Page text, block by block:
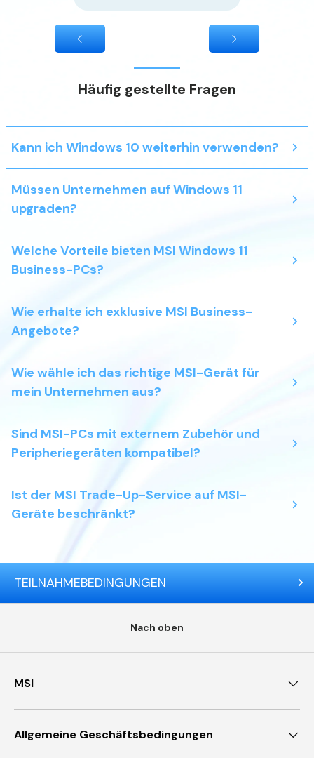
Das ESU-Programm bietet
jedoch ausschließlich
– neue Funktionen, nicht
sicherheitsrelevante Updates
und technischer Support sind
ausgeschlossen. Zudem wird
Häufig gestellte Fragen
Kann ich Windows 10 weiterhin verwenden?
Müssen Unternehmen auf Windows 11
upgraden?
Welche Vorteile bieten MSI Windows 11
Business-PCs?
Wie erhalte ich exklusive MSI Business-
Angebote?
Wie wähle ich das richtige MSI-Gerät für
mein Unternehmen aus?
Sind MSI-PCs mit externem Zubehör und
Peripheriegeräten kompatibel?
Ist der MSI Trade-Up-Service auf MSI-
Geräte beschränkt?
TEILNAHMEBEDINGUNGEN
Nach oben
MSI
Allgemeine Geschäftsbedingungen